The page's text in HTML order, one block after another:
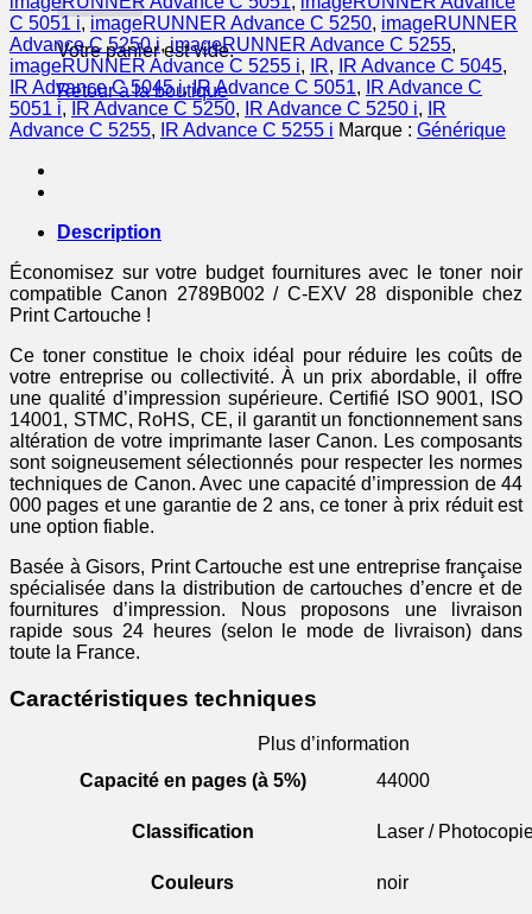
Votre panier est vide.
Retour à la boutique
EXV
28
-
toner
compatible
Canon
-
noir
C 5051 i,imageRUNNER Advance C 5250, imageRUNNER
Advance C 5250 i,imageRUNNER Advance C 5255,
imageRUNNER Advance C 5255 i, IR, IR Advance C 5045,
IR Advance C 5045 i,IR Advance C 5051,
IR Advance C
5051 i, IR Advance C 5250, IR Advance C 5250 i,
IR
Advance C 5255, IR Advance C 5255 i Marque : Générique
Description
Économisez sur votre budget fournitures avec le toner noir
compatible Canon 2789B002 / C-EXV 28 disponible chez
Print Cartouche !
Ce toner constitue le choix idéal pour réduire les coûts de
votre entreprise ou collectivité. À un prix abordable, il offre
une qualité d’impression supérieure. Certifié ISO 9001, ISO
14001, STMC, RoHS, CE, il garantit un fonctionnement sans
altération de votre imprimante laser Canon. Les composants
sont soigneusement sélectionnés pour respecter les normes
techniques de Canon. Avec une capacité d’impression de 44
000 pages et une garantie de 2 ans, ce toner à prix réduit est
une option fiable.
Basée à Gisors, Print Cartouche est une entreprise française
spécialisée dans la distribution de cartouches d’encre et de
fournitures d’impression. Nous proposons une livraison
rapide sous 24 heures (selon le mode de livraison) dans
toute la France.
Caractéristiques techniques
Plus d’information
Capacité en pages (à 5%)
44000
Classification Laser /
Couleurs noir